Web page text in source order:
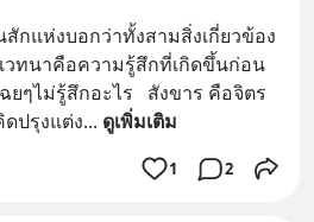
กแห่งบอกว่าทั้งสามสิ่งเกี่ยวข้อง
วทนาคือความรู้สึกที่เกิดขึ้นก่อน
ยๆไม่รู้สึกอะไร   สังขาร คือจิตร
ปรุงแต่ง... ดูเพิ่มเติม
1 2